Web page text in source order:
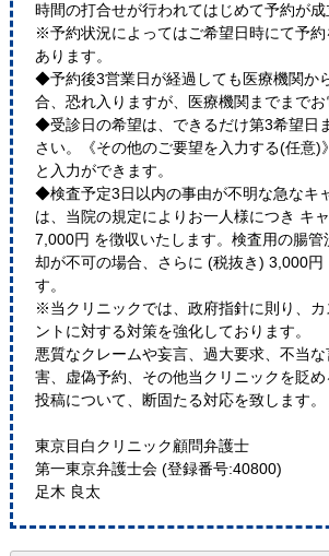
時間の打合せが行われてはじめて予約が成
※予約状況によってはご希望日時にて予約
あります。
◆予約後3営業日が経過しても医療機関か
合、恐れ入りますが、医療機関までまでお
◆受診日の希望は、できるだけ第3希望日
さい。《その他のご要望を入力する(任意)
と入力ができます。
◆検査予定3日以内の事由が不明な急なキ
は、当院の規定によりお一人様につき キ
7,000円 を徴収いたします。検査用の腸管
却が不可の場合、さらに (税抜き) 3,000円
す。
※当クリニックでは、政府指針に則り、カ
ントに対する対策を強化しております。
悪質なクレームや妄言、過大要求、不当
害、虚偽予約、その他当クリニックを貶
投稿について、断固たる対応を致します。
東京目白クリニック顧問弁護士
第一東京弁護士会 (登録番号:40800)
足木 良太